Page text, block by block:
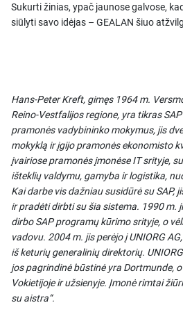
Sukurti žinias, ypač jaunose galvose,
siūlyti savo idėjas – GEALAN šiuo
Hans-Peter Kreft, gimęs 1964 m.
Reino-Vestfalijos regione, yra tikras
pramonės vadybininko mokymus, jis
mokyklą ir įgijo pramonės ekonomisto
įvairiose pramonės įmonėse IT srityje,
išteklių valdymu, gamyba ir logistika,
Kai darbe vis dažniau susidūrė su SAP,
ir pradėti dirbti su šia sistema. 1990 m.
dirbo SAP programų kūrimo srityje, o
vadovu. 2004 m. jis perėjo į UNIORG
iš keturių generalinių direktorių.
jos pagrindinė būstinė yra Dortmunde,
Vokietijoje ir užsienyje. Įmonė rimtai
su aistra“.